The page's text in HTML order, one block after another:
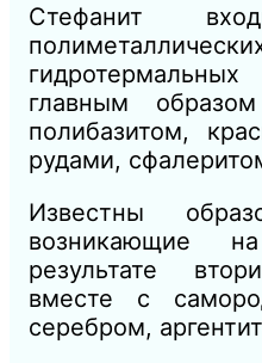
Стефанит
главным
полибазитом,
рудами,
Известны
возникающие
результате
вместе с
серебром,